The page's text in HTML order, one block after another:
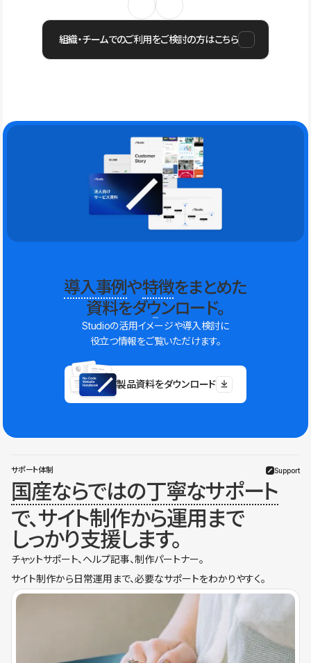
組織・チームでのご利用をご検討の方はこちら
導入事例や特徴をまとめた
資料をダウンロード。
Studioの活用イメージや導入検討に
役立つ情報をご覧いただけます。
製品資料をダウンロード
サポート体制 Support
国産ならではの丁寧なサポート
で、サイト制作から運用まで
しっかり支援します。
チャットサポート、ヘルプ記事、制作パートナー。
サイト制作から日常運用まで、必要なサポートをわかりやすく。